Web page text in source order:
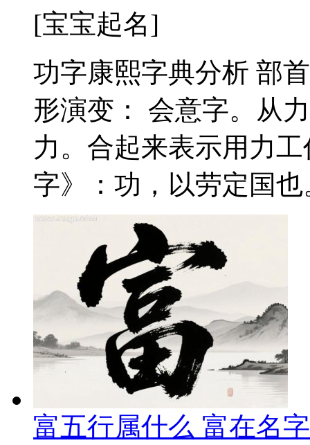
[宝宝起名]
功字康熙字典分析 部
形演变： 会意字。从
力。合起来表示用力
字》：功，以劳定国
富五行属什么 富在名